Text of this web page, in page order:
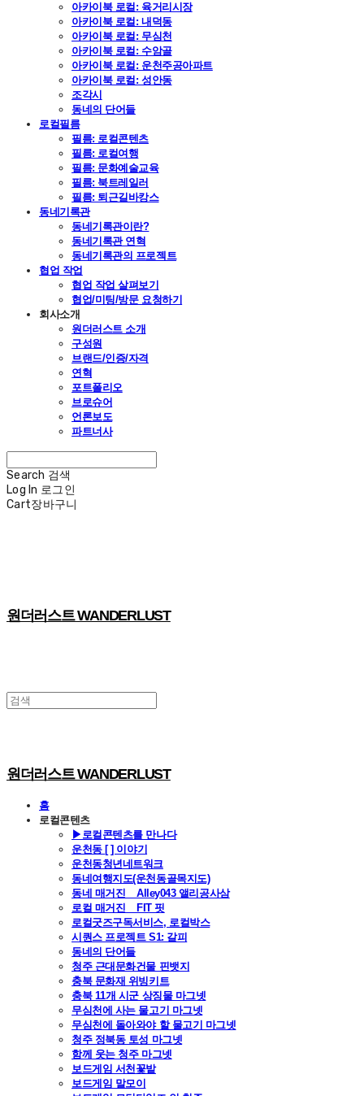
아카이북 로컬: 육거리시장
아카이북 로컬: 내덕동
아카이북 로컬: 무심천
아카이북 로컬: 수암골
아카이북 로컬: 운천주공아파트
아카이북 로컬: 성안동
조각시
동네의 단어들
로컬필름
필름: 로컬콘텐츠
필름: 로컬여행
필름: 문화예술교육
필름: 북트레일러
필름: 퇴근길바캉스
동네기록관
동네기록관이란?
동네기록관 연혁
동네기록관의 프로젝트
협업 작업
협업 작업 살펴보기
협업/미팅/방문 요청하기
회사소개
원더러스트 소개
구성원
브랜드/인증/자격
연혁
포트폴리오
브로슈어
언론보도
파트너사
Search 검색
Log In 로그인
Cart장바구니
원더러스트 WANDERLUST
원더러스트 WANDERLUST
홈
로컬콘텐츠
▶로컬콘텐츠를 만나다
운천동 [ ] 이야기
운천동청년네트워크
동네여행지도(운천동골목지도)
동네 매거진 _ Alley043 앨리공사삼
로컬 매거진 _ FIT 핏
로컬굿즈구독서비스, 로컬박스
시퀀스 프로젝트 S1: 갈피
동네의 단어들
청주 근대문화건물 핀뱃지
충북 문화재 위빙키트
충북 11개 시군 상징물 마그넷
무심천에 사는 물고기 마그넷
무심천에 돌아와야 할 물고기 마그넷
청주 정북동 토성 마그넷
함께 웃는 청주 마그넷
보드게임 서천꽃밭
보드게임 말모이